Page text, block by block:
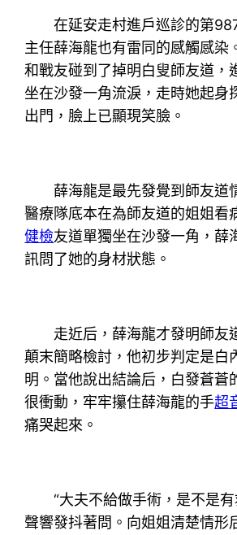
在延安走村進戶巡診的第
主任薛海龍也有雷同的感觸感染
和戰友碰到了掉明白叟師友道，
坐在沙發一角流淚，走時她起身
出門，臉上已顯現笑臉。
薛海龍是最先發覺到師友道
醫療隊底本在為師友道的姐姐看
健檢友道單獨坐在沙發一角，薛
訊問了她的身材狀態。
走近后，薛海龍才發明師友
顛末簡略檢討，他初步判定是白
明。當他說出結論后，白發蒼蒼
很衝動，牢牢攥住薛海龍的手超
痛哭起來。
“大夫不給做手術，是不是有
聲響發抖著問。向姐姐清楚情形